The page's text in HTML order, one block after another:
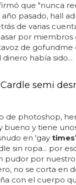
que "nunca
año pasado, hall
de varias
por miembros
de gofundme
había sido...
semi
de photoshop,
y tiene
en 'gay times
sin ropa... por
pudor por nuestro
no se corta en
con el cuerpo